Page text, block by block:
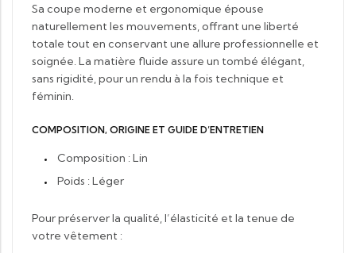
Sa coupe moderne et ergonomique épouse
naturellement les mouvements, offrant une liberté
totale tout en conservant une allure professionnelle et
soignée. La matière fluide assure un tombé élégant,
sans rigidité, pour un rendu à la fois technique et
féminin.
COMPOSITION, ORIGINE ET GUIDE D’ENTRETIEN
Composition : Lin
Poids : Léger
Pour préserver la qualité, l’élasticité et la tenue de
votre vêtement :